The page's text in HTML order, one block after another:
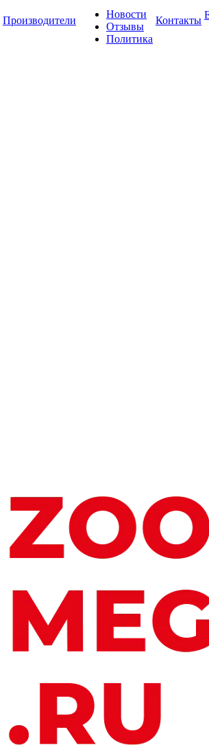
Производители
Новости
Отзывы
Политика
Контакты